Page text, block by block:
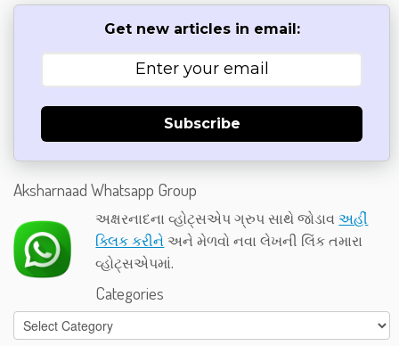
Get new articles in email:
Subscribe
Aksharnaad Whatsapp Group
અક્ષરનાદના વ્હોટ્સએપ ગ્રુપ સાથે જોડાવઅહીં
ક્લિક કરીને અને મેળવો નવા લેખની લિંક તમારા
વ્હોટ્સએપમાં.
Categories
Categories